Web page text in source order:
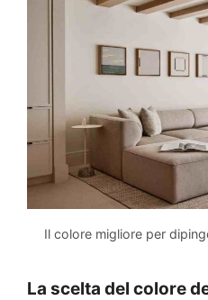
Il colore migliore per
La scelta del colore